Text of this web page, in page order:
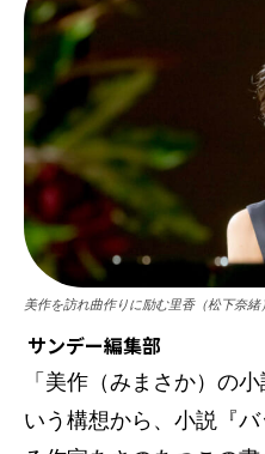
美作を訪れ曲作りに励む里香（松下奈
サンデー編集部
「美作（みまさか）の
いう構想から、小説『